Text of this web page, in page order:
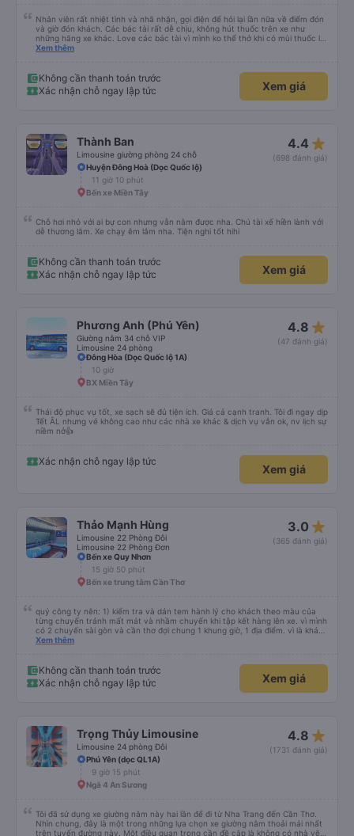
Nhân viên rất nhiệt tình và nhã nhặn, gọi điện để hỏi lại lần nữa về điểm đón
và giờ đón khách. Các bác tài rất dễ chịu, không hút thuốc trên xe như
những hãng xe khác. Love các bác tài vì mình ko thể thở khi có mùi thuốc lá.
Xe đẹp, có đèn riêng có thể tự tắt mở khi cần. Sạch sẽ lắm, kính xe sạch và
thoải mái. Nhưng hình như bề ngang của dãy sát kính có hơi nhỏ hơn 1 xíu.
Điểm trừ lớn là có wifi nhưng không xài được. Mong nhà xe đầu tư cho wifi
hơn. Xe có tới 2 bác tài và 1 anh phục vụ, đội ngũ tổng cộng 3 người, và họ
Dịch vụ vượt sự mong đợi. Hình ảnh đúng sự thật, dịch vụ thật. Sẽ giới thiệu
bạn bè
Xem thêm
Không cần thanh toán trước
Xác nhận chỗ ngay lập tức
Xem giá
Thành Ban
Limousine giường phòng 24 chỗ
4.4 star_rate
(698 đánh giá)
Huyện Đông Hoà (Dọc Quốc lộ)
11 giờ 10 phút
Bến xe Miền Tây
Chỗ hơi nhỏ với ai bự con nhưng vẫn nằm được nha. Chú tài xế hiền lành với
dễ thương lắm. Xe chạy êm lắm nha. Tiện nghi tốt hihi
Không cần thanh toán trước
Xác nhận chỗ ngay lập tức
Xem giá
Phương Anh (Phú Yên)
Giường nằm 34 chỗ VIP
Limousine 24 phòng
4.8 star_rate
(47 đánh giá)
Đông Hòa (Dọc Quốc lộ 1A)
10 giờ
BX Miền Tây
Thái độ phục vụ tốt, xe sạch sẽ đủ tiện ích. Giá cả cạnh tranh. Tôi đi ngay dịp
Tết ÂL nhưng vé không cao như các nhà xe khác & dịch vụ vẫn ok, nv lịch sự
niềm nở👍
Xác nhận chỗ ngay lập tức
Xem giá
Thảo Mạnh Hùng
Limousine 22 Phòng Đôi
Limousine 22 Phòng Đơn
3.0 star_rate
(365 đánh giá)
Bến xe Quy Nhơn
15 giờ 50 phút
Bến xe trung tâm Cần Thơ
quý công ty nên: 1) kiểm tra và dán tem hành lý cho khách theo màu của
từng chuyến tránh mất mát và nhầm chuyến khi tập kết hàng lên xe. vì mình
có 2 chuyến sài gòn và cần thơ đợi chung 1 khung giờ, 1 địa điểm. vì là khách
thân thiết của quý công ty nên rất hài lòng và tin tưởng. tuy nhiên rất mong
thì chắc chắn quy công ty là nhà xe được yêu thích và lựa chọn số 1 quy
nhơn. rất cảm ơn quý anh chị em cty cũng như chị Thảo đã lắng nghe và
tiếp nhận. " khách hàng thân thiết nhiều năm của nhà xe từ thời sinh viên"
Xem thêm
Không cần thanh toán trước
Xác nhận chỗ ngay lập tức
Xem giá
Trọng Thủy Limousine
Limousine 24 phòng Đôi
4.8 star_rate
(1731 đánh giá)
Phú Yên (dọc QL1A)
9 giờ 15 phút
Ngã 4 An Sương
Tôi đã sử dụng xe giường nằm này hai lần để đi từ Nha Trang đến Cần Thơ.
Nhìn chung, đây là một trong những lựa chọn xe giường nằm thoải mái nhất
trên tuyến đường này. Một điều quan trọng cần đề cập là không có nhà vệ